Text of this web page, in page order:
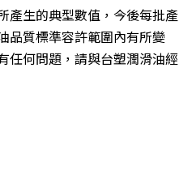
產生的典型數值，今後每批產
品質標準容許範圍內有所變
任何問題，請與台塑潤滑油經